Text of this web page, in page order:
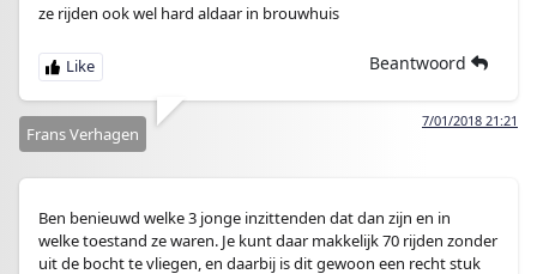
ze rijden ook wel hard aldaar in brouwhuis
Beantwoord
7/01/2018 21:21
Frans Verhagen
Ben benieuwd welke 3 jonge inzittenden dat dan zijn en in
welke toestand ze waren. Je kunt daar makkelijk 70 rijden zonder
uit de bocht te vliegen, en daarbij is dit gewoon een recht stuk